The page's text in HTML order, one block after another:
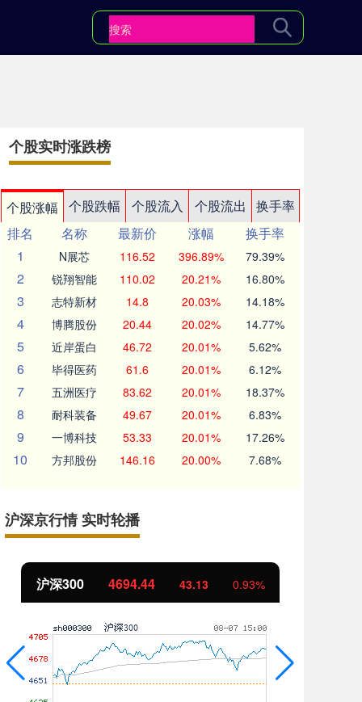
个股实时涨跌榜
个股涨幅 个股跌幅 个股流入 个股流出
换手率
排名
名称 最新价 涨幅
换手率
1
N展芯 116.52 396.89% 79.39%
2 锐翔智能 110.02 20.21% 16.80%
3 志特新材 14.8 20.03% 14.18%
4 博腾股份 20.44 20.02% 14.77%
5 近岸蛋白 46.72 20.01% 5.62%
6 毕得医药 61.6 20.01% 6.12%
7 五洲医疗 83.62 20.01% 18.37%
8 耐科装备 49.67 20.01% 6.83%
9 一博科技 53.33 20.01% 17.26%
10 方邦股份 146.16 20.00% 7.68%
沪深京行情 实时轮播
沪深300 4694.44 43.13 0.93%